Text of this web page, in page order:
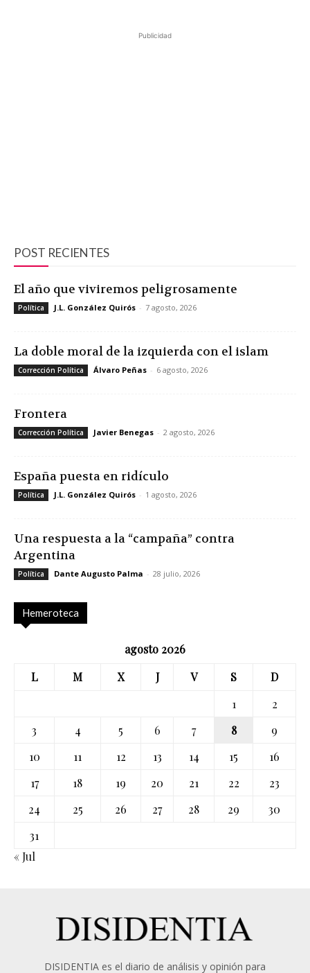
Publicidad
POST RECIENTES
El año que viviremos peligrosamente
Política J.L. González Quirós - 7 agosto, 2026
La doble moral de la izquierda con el islam
Corrección Política Álvaro Peñas - 6 agosto, 2026
Frontera
Corrección Política Javier Benegas - 2 agosto, 2026
España puesta en ridículo
Política J.L. González Quirós - 1 agosto, 2026
Una respuesta a la “campaña” contra
Argentina
Política Dante Augusto Palma - 28 julio, 2026
Hemeroteca
agosto 2026
L
M X J V S
D
1
2
3
4 5 6 7 8
9
10
11 12 13 14 15
16
17
18 19 20 21 22
23
24
25 26 27 28 29
30
31
« Jul
DISIDENTIA es el diario de análisis y opinión para